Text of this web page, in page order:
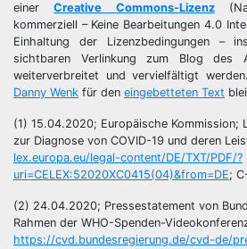
einerCreative Commons-Lizenz
kommerziell – Keine Bearbeitungen 4.0
Einhaltung der Lizenzbedingungen –
sichtbaren Verlinkung zum Blog
weiterverbreitet und vervielfältigt
Danny Wenk für den eingebetteten Text
(1) 15.04.2020; Europäische Kommission;
zur Diagnose von COVID-19 und deren
lex.europa.eu/legal-content/DE/TXT/PDF/?
uri=CELEX:52020XC0415(04)&from=DE;
(2) 24.04.2020; Pressestatement von
Rahmen der WHO-Spenden-
https://cvd.bundesregierung.de/cvd-de/